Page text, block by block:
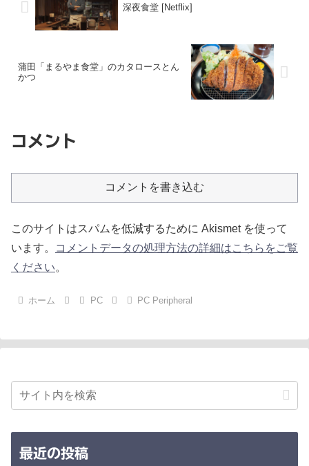
深夜食堂 [Netflix]
蒲田「まるやま食堂」のカタロースとん
かつ
コメント
コメントを書き込む
このサイトはスパムを低減するために Akismet を使って
います。
コメントデータの処理方法の詳細はこちらをご覧
ください。
ホーム PC PC Peripheral
最近の投稿